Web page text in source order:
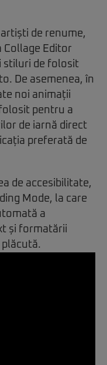
de renume,
Editor
stiluri de folosit
De asemenea, în
noi animații
pentru a
de iarnă direct
preferată de
de accesibilitate,
Mode, la care
a
și formatării